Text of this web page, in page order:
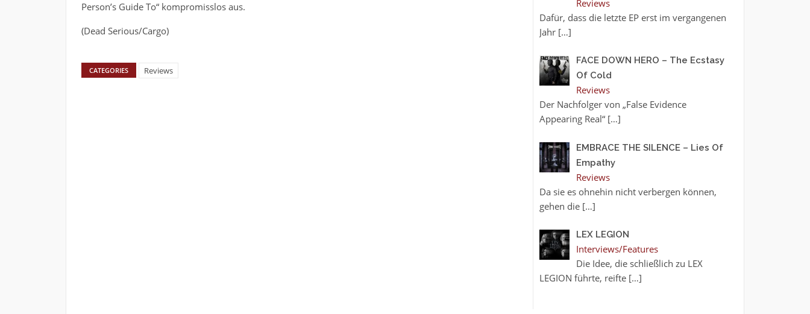
Person’s Guide To“ kompromisslos aus.
(Dead Serious/Cargo)
CATEGORIES Reviews
Reviews
Dafür, dass die letzte EP erst im vergangenen
Jahr […]
FACE DOWN HERO – The Ecstasy
Of Cold
Reviews
Der Nachfolger von „False Evidence
Appearing Real“ […]
EMBRACE THE SILENCE – Lies Of
Empathy
Reviews
Da sie es ohnehin nicht verbergen können,
gehen die […]
LEX LEGION
Interviews/Features
Die Idee, die schließlich zu LEX
LEGION führte, reifte […]